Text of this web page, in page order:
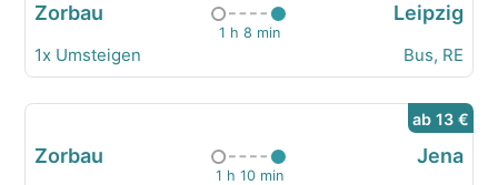
Zorbau
1 h 8 min
Leipzig
1x Umsteigen Bus, RE
ab 13 €
Zorbau
1 h 10 min
Jena